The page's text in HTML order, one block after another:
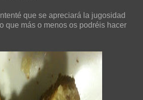
que se apreciará la jugosidad
que más o menos os podréis hacer